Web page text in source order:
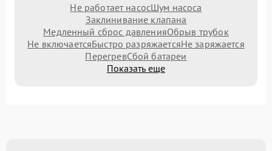
Не работает насосШум насоса
Заклинивание клапана
Медленный сброс давленияОбрыв трубок
Не включаетсяБыстро разряжаетсяНе заряжается
ПерегревСбой батареи
Показать еще